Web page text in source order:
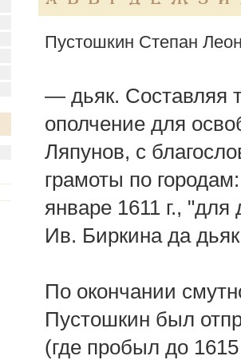
Пустошкин Степан
— дьяк. Составляя
ополчение для
Ляпунов, с
грамоты по
январе 1611 г.,
Ив. Биркина да
По окончании
Пустошкин был
(где пробыл до